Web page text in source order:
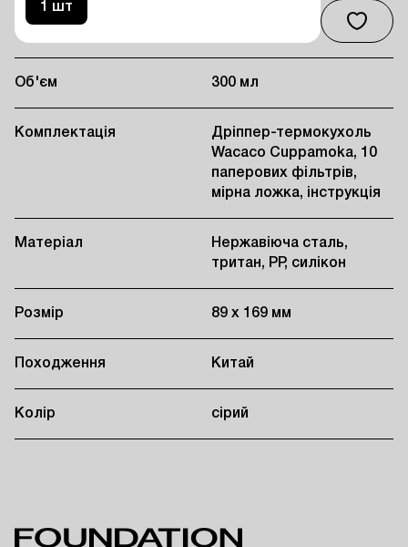
1 шт
Об'єм 300 мл
Комплектація
Дріппер-термокухоль
Wacaco Cuppamoka, 10
паперових фільтрів,
мірна ложка, інструкція
Матеріал
Нержавіюча сталь,
тритан, PP, силікон
Розмір 89 х 169 мм
Походження Китай
Колір сірий